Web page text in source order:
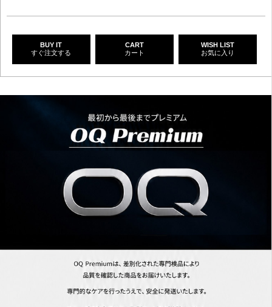
BUY IT
すぐ注文する
CART
カート
WISH LIST
お気に入り